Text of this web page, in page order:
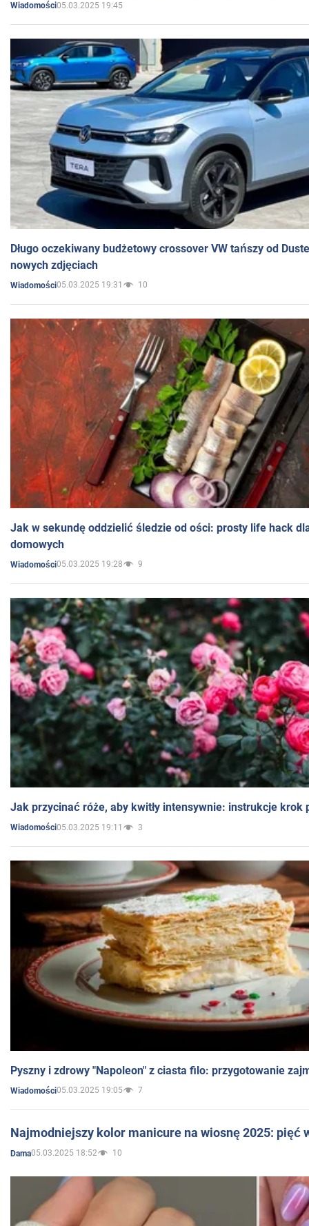
Wiadomości05.03.2025 19:45
Długo oczekiwany budżetowy crossover VW tańszy od
nowych zdjęciach
Wiadomości05.03.2025 19:31 10
Jak w sekundę oddzielić śledzie od ości: prosty life hack
domowych
Wiadomości05.03.2025 19:28 9
Jak przycinać róże, aby kwitły intensywnie: instrukcje krok
Wiadomości05.03.2025 19:11 3
Pyszny i zdrowy "Napoleon" z ciasta filo: przygotowanie
Wiadomości05.03.2025 19:05 7
Najmodniejszy kolor manicure na wiosnę 2025: pięć
Dama05.03.2025 18:52 10